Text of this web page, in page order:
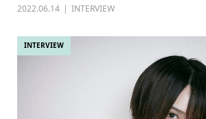
2022.06.14 INTERVIEW
INTERVIEW